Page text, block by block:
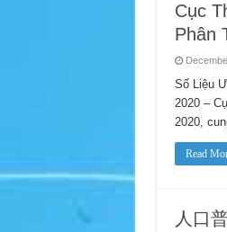
Cục
Phân
Số Liệu
2020 –
2020,
Read
人口